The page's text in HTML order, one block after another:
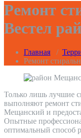
Ремонт
Вестел
Главная /
Ремонт
Только лишь лучшие
выполняют ремонт
Мещанский и
Опытные
оптимальный способ